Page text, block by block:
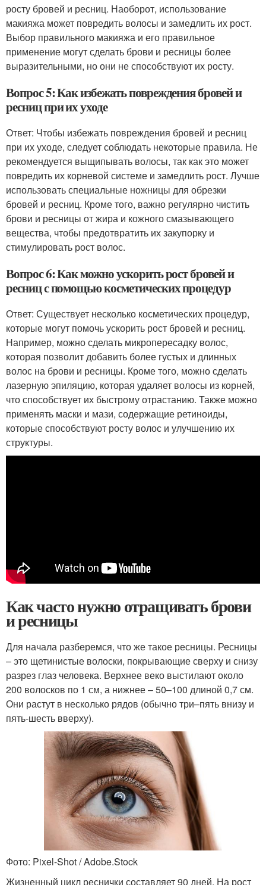
росту бровей и ресниц. Наоборот, использование
макияжа может повредить волосы и замедлить их рост.
Выбор правильного макияжа и его правильное
применение могут сделать брови и ресницы более
выразительными, но они не способствуют их росту.
Вопрос 5: Как избежать повреждения бровей и
ресниц при их уходе
Ответ: Чтобы избежать повреждения бровей и ресниц
при их уходе, следует соблюдать некоторые правила. Не
рекомендуется выщипывать волосы, так как это может
повредить их корневой системе и замедлить рост. Лучше
использовать специальные ножницы для обрезки
бровей и ресниц. Кроме того, важно регулярно чистить
брови и ресницы от жира и кожного смазывающего
вещества, чтобы предотвратить их закупорку и
стимулировать рост волос.
Вопрос 6: Как можно ускорить рост бровей и
ресниц с помощью косметических процедур
Ответ: Существует несколько косметических процедур,
которые могут помочь ускорить рост бровей и ресниц.
Например, можно сделать микропересадку волос,
которая позволит добавить более густых и длинных
волос на брови и ресницы. Кроме того, можно сделать
лазерную эпиляцию, которая удаляет волосы из корней,
что способствует их быстрому отрастанию. Также можно
применять маски и мази, содержащие ретиноиды,
которые способствуют росту волос и улучшению их
структуры.
Как часто нужно отращивать брови
и ресницы
Для начала разберемся, что же такое ресницы. Ресницы
– это щетинистые волоски, покрывающие сверху и снизу
разрез глаз человека. Верхнее веко выстилают около
200 волосков по 1 см, а нижнее – 50–100 длиной 0,7 см.
Они растут в несколько рядов (обычно три–пять внизу и
пять-шесть вверху).
Фото: Pixel-Shot / Adobe.Stock
Жизненный цикл реснички составляет 90 дней. На рост